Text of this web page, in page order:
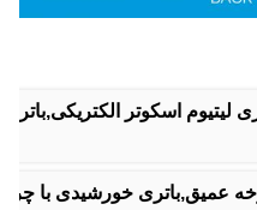
لیتیوم اسکوتر